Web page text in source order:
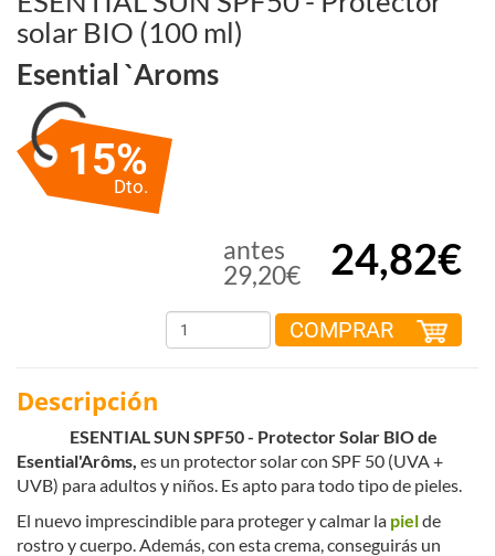
solar BIO (100 ml)
Esential `aroms
15%
Dto.
antes
29,20€
24,82€
COMPRAR
Descripción
ESENTIAL SUN SPF50 - Protector Solar BIO de
Esential'Arôms, es un protector solar con SPF 50 (UVA +
UVB) para adultos y niños. Es apto para todo tipo de pieles.
El nuevo imprescindible para proteger y calmar la pielde
rostro y cuerpo. Además, con esta crema, conseguirás un